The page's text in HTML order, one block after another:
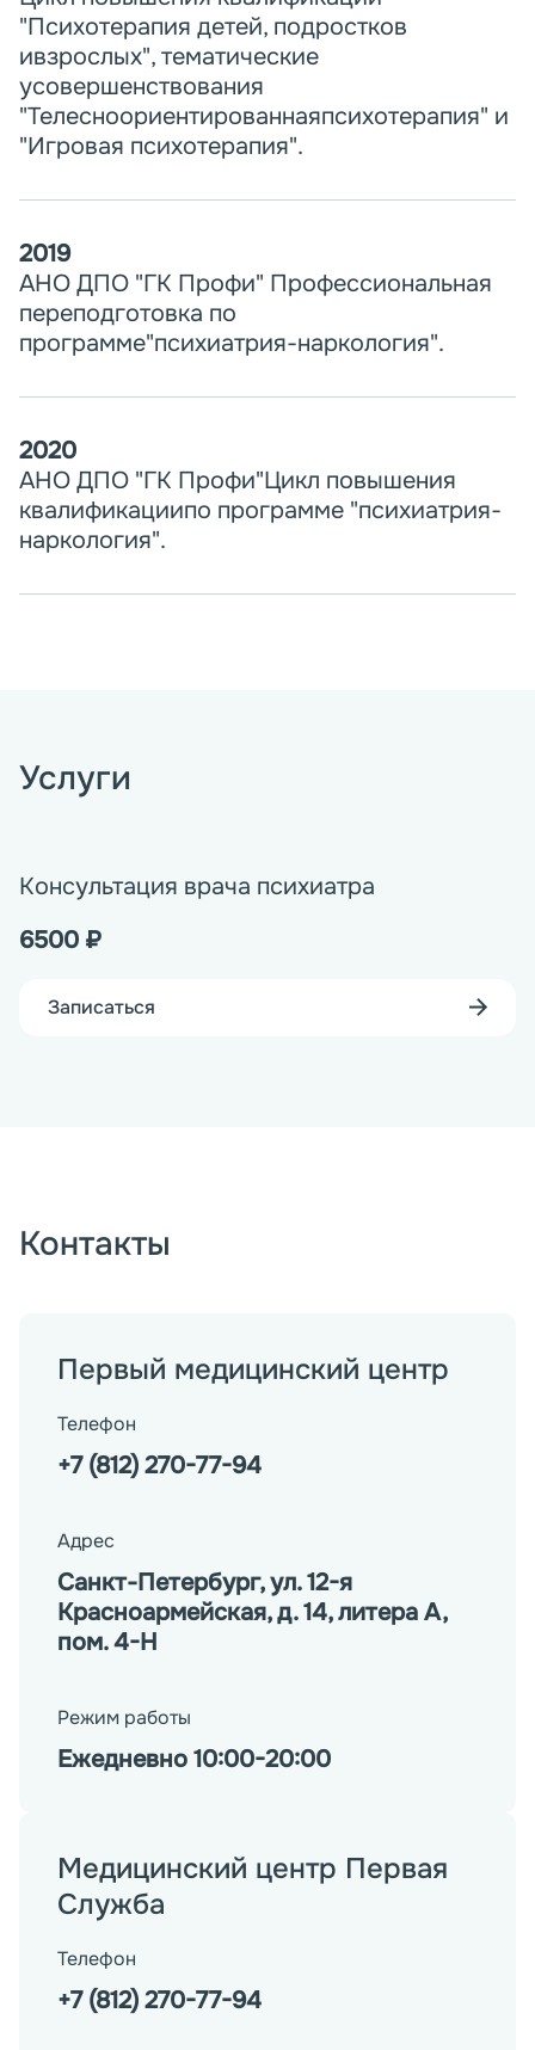
"Психотерапия детей, подростков
ивзрослых", тематические
усовершенствования
"Телесноориентированнаяпсихотерапия" и
"Игровая психотерапия".
2019
АНО ДПО "ГК Профи" Профессиональная
переподготовка по
программе"психиатрия-наркология".
2020
АНО ДПО "ГК Профи"Цикл повышения
квалификациипо программе "психиатрия-
наркология".
Услуги
Консультация врача психиатра
6500 ₽
Записаться
Контакты
Первый медицинский центр
Телефон
+7 (812) 270-77-94
Адрес
Санкт-Петербург, ул. 12-я
Красноармейская, д. 14, литера А,
пом. 4-Н
Режим работы
Ежедневно 10:00-20:00
Медицинский центр Первая
Служба
Телефон
+7 (812) 270-77-94